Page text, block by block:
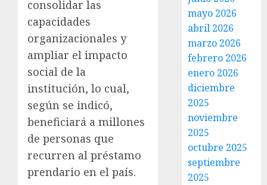
consolidar las
capacidades
organizacionales y
ampliar el impacto
social de la
institución, lo cual,
según se indicó,
beneficiará a millones
de personas que
recurren al préstamo
prendario en el país.
mayo 2026
abril 2026
marzo 2026
febrero 2026
enero 2026
diciembre
2025
noviembre
2025
octubre 2025
septiembre
2025